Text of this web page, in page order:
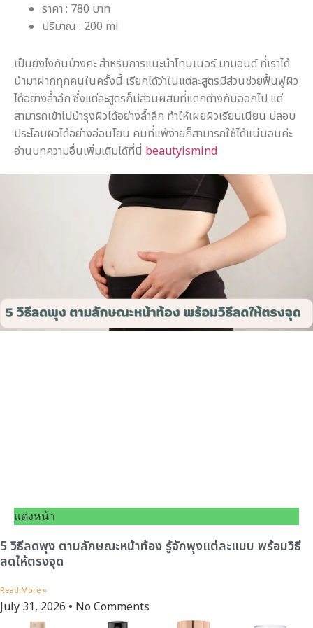
ราคา : 780 บาท
ปริมาณ : 200 ml
เป็นยังไงกันบ้างคะ สำหรับการแนะนำโทนเนอร์ มามอนด์ ที่เราได้
นำมาฝากทุกคนในครั้งนี้ เรียกได้ว่าในแต่ละสูตรมีส่วนช่วยฟื้นฟูผิว
ได้อย่างล้ำลึก ซึ่งแต่ละสูตรก็มีส่วนผสมที่แตกต่างกันออกไป แต่
สามารถเข้าไปบำรุงผิวได้อย่างล้ำลึก ทำให้เผยผิวเรียบเนียน ปลอบ
ประโลมผิวได้อย่างอ่อนโยน คนที่แพ้ง่ายก็สามารถใช้ได้แน่นอนค่ะ
อ่านบทความอื่นเพิ่มเติมได้ที่นี่ beautyismind
แต่งหน้า
5 วิธีลดพุง ตามลักษณะหน้าท้อง รู้จักพุงแต่ละแบบ พร้อมวิธี
ลดให้ตรงจุด
Read More »
July 31, 2026 No Comments